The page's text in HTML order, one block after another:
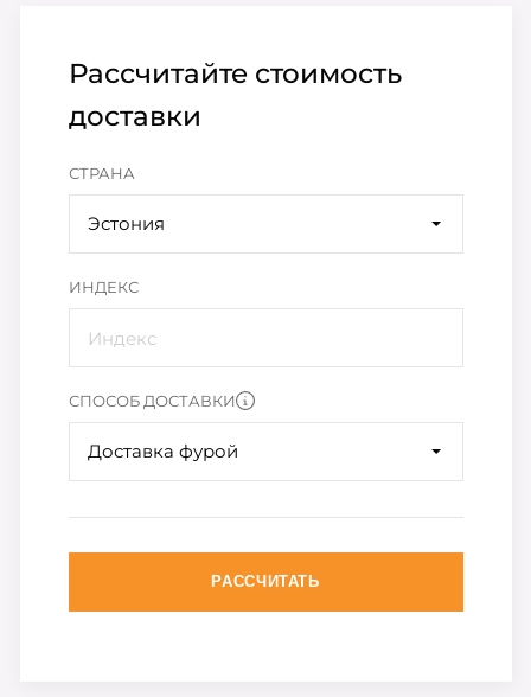
Рассчитайте стоимость
доставки
СТРАНА
Эстония
ИНДЕКС
СПОСОБ ДОСТАВКИ
Доставка фурой
РАССЧИТАТЬ